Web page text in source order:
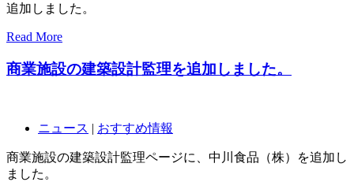
追加しました。
Read More
商業施設の建築設計監理を追加しました。
ニュース | おすすめ情報
商業施設の建築設計監理ページに、中川食品（株）を追加し
ました。